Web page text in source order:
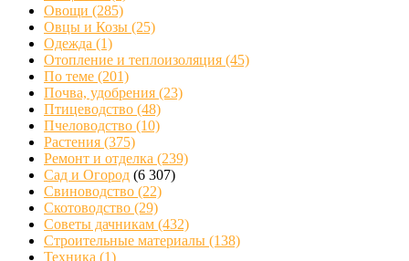
Овощи (285)
Овцы и Козы (25)
Одежда (1)
Отопление и теплоизоляция (45)
По теме (201)
Почва, удобрения (23)
Птицеводство (48)
Пчеловодство (10)
Растения (375)
Ремонт и отделка (239)
Сад и Огород (6 307)
Свиноводство (22)
Скотоводство (29)
Советы дачникам (432)
Строительные материалы (138)
Техника (1)